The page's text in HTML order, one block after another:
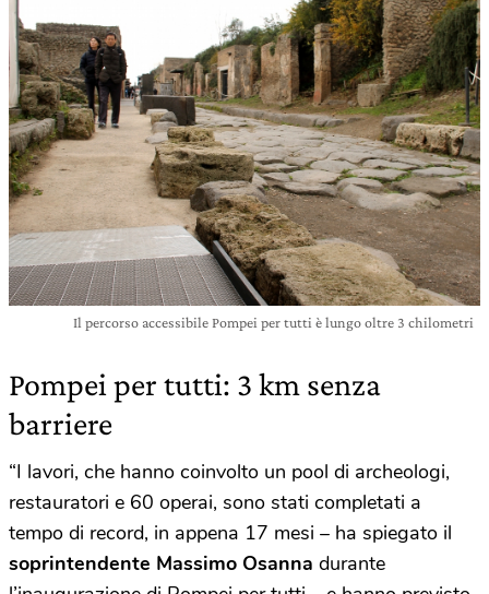
Il percorso accessibile Pompei per tutti è lungo oltre 3 chilometri
Pompei per tutti: 3 km senza
barriere
“I lavori, che hanno coinvolto un pool di archeologi,
restauratori e 60 operai, sono stati completati a
tempo di record, in appena 17 mesi – ha spiegato il
soprintendente Massimo Osanna durante